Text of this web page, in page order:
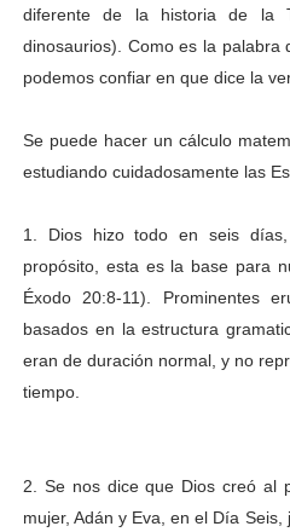
diferente de la historia de la
dinosaurios). Como es la palabra
podemos confiar en que dice la
Se puede hacer un cálculo
estudiando cuidadosamente las
1. Dios hizo todo en seis
propósito, esta es la base para
Éxodo 20:8-11). Prominentes
basados en la estructura
eran de duración normal, y no
tiempo.
2. Se nos dice que Dios creó al
mujer, Adán y Eva, en el Día